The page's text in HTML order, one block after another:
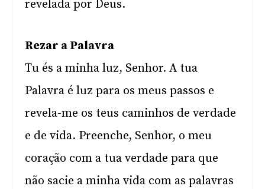
revelada por Deus.
Rezar a Palavra
Tu és a minha luz, Senhor. A tua
Palavra é luz para os meus passos e
revela-me os teus caminhos de verdade
e de vida. Preenche, Senhor, o meu
coração com a tua verdade para que
não sacie a minha vida com as palavras